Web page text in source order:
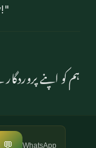
ہم کو اپنے
💬 WhatsApp